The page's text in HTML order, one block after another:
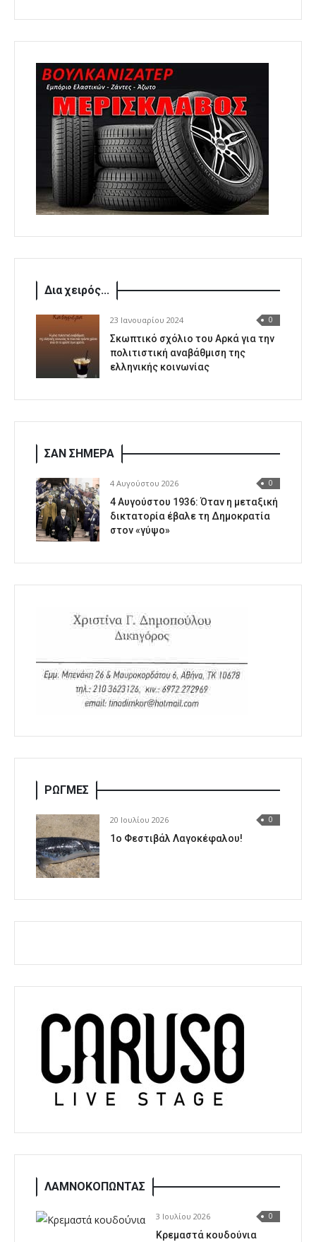
Δια χειρός...
23 Ιανουαρίου 2024 0
Σκωπτικό σχόλιο του Αρκά για την
πολιτιστική αναβάθμιση της
ελληνικής κοινωνίας
ΣΑΝ ΣΗΜΕΡΑ
4 Αυγούστου 2026 0
4 Αυγούστου 1936: Όταν η μεταξική
δικτατορία έβαλε τη Δημοκρατία
στον «γύψο»
ΡΩΓΜΕΣ
20 Ιουλίου 2026 0
1o Φεστιβάλ Λαγοκέφαλου!
ΛΑΜΝΟΚΟΠΩΝΤΑΣ
3 Ιουλίου 2026 0
Κρεμαστά κουδούνια